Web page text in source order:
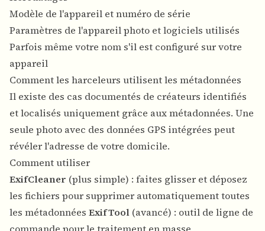
Modèle de l'appareil et numéro de série
Paramètres de l'appareil photo et logiciels utilisés
Parfois même votre nom s'il est configuré sur votre
appareil
Comment les harceleurs utilisent les métadonnées
Il existe des cas documentés de créateurs identifiés
et localisés uniquement grâce aux métadonnées. Une
seule photo avec des données GPS intégrées peut
révéler l'adresse de votre domicile.
Comment utiliser
ExifCleaner (plus simple) : faites glisser et déposez
les fichiers pour supprimer automatiquement toutes
les métadonnées ExifTool (avancé) : outil de ligne de